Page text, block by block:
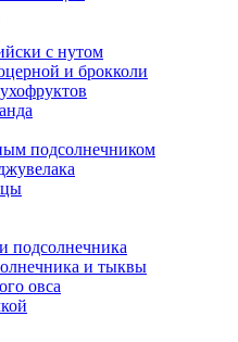
с нутом
и брокколи
подсолнечником
подсолнечника
и тыквы
овса